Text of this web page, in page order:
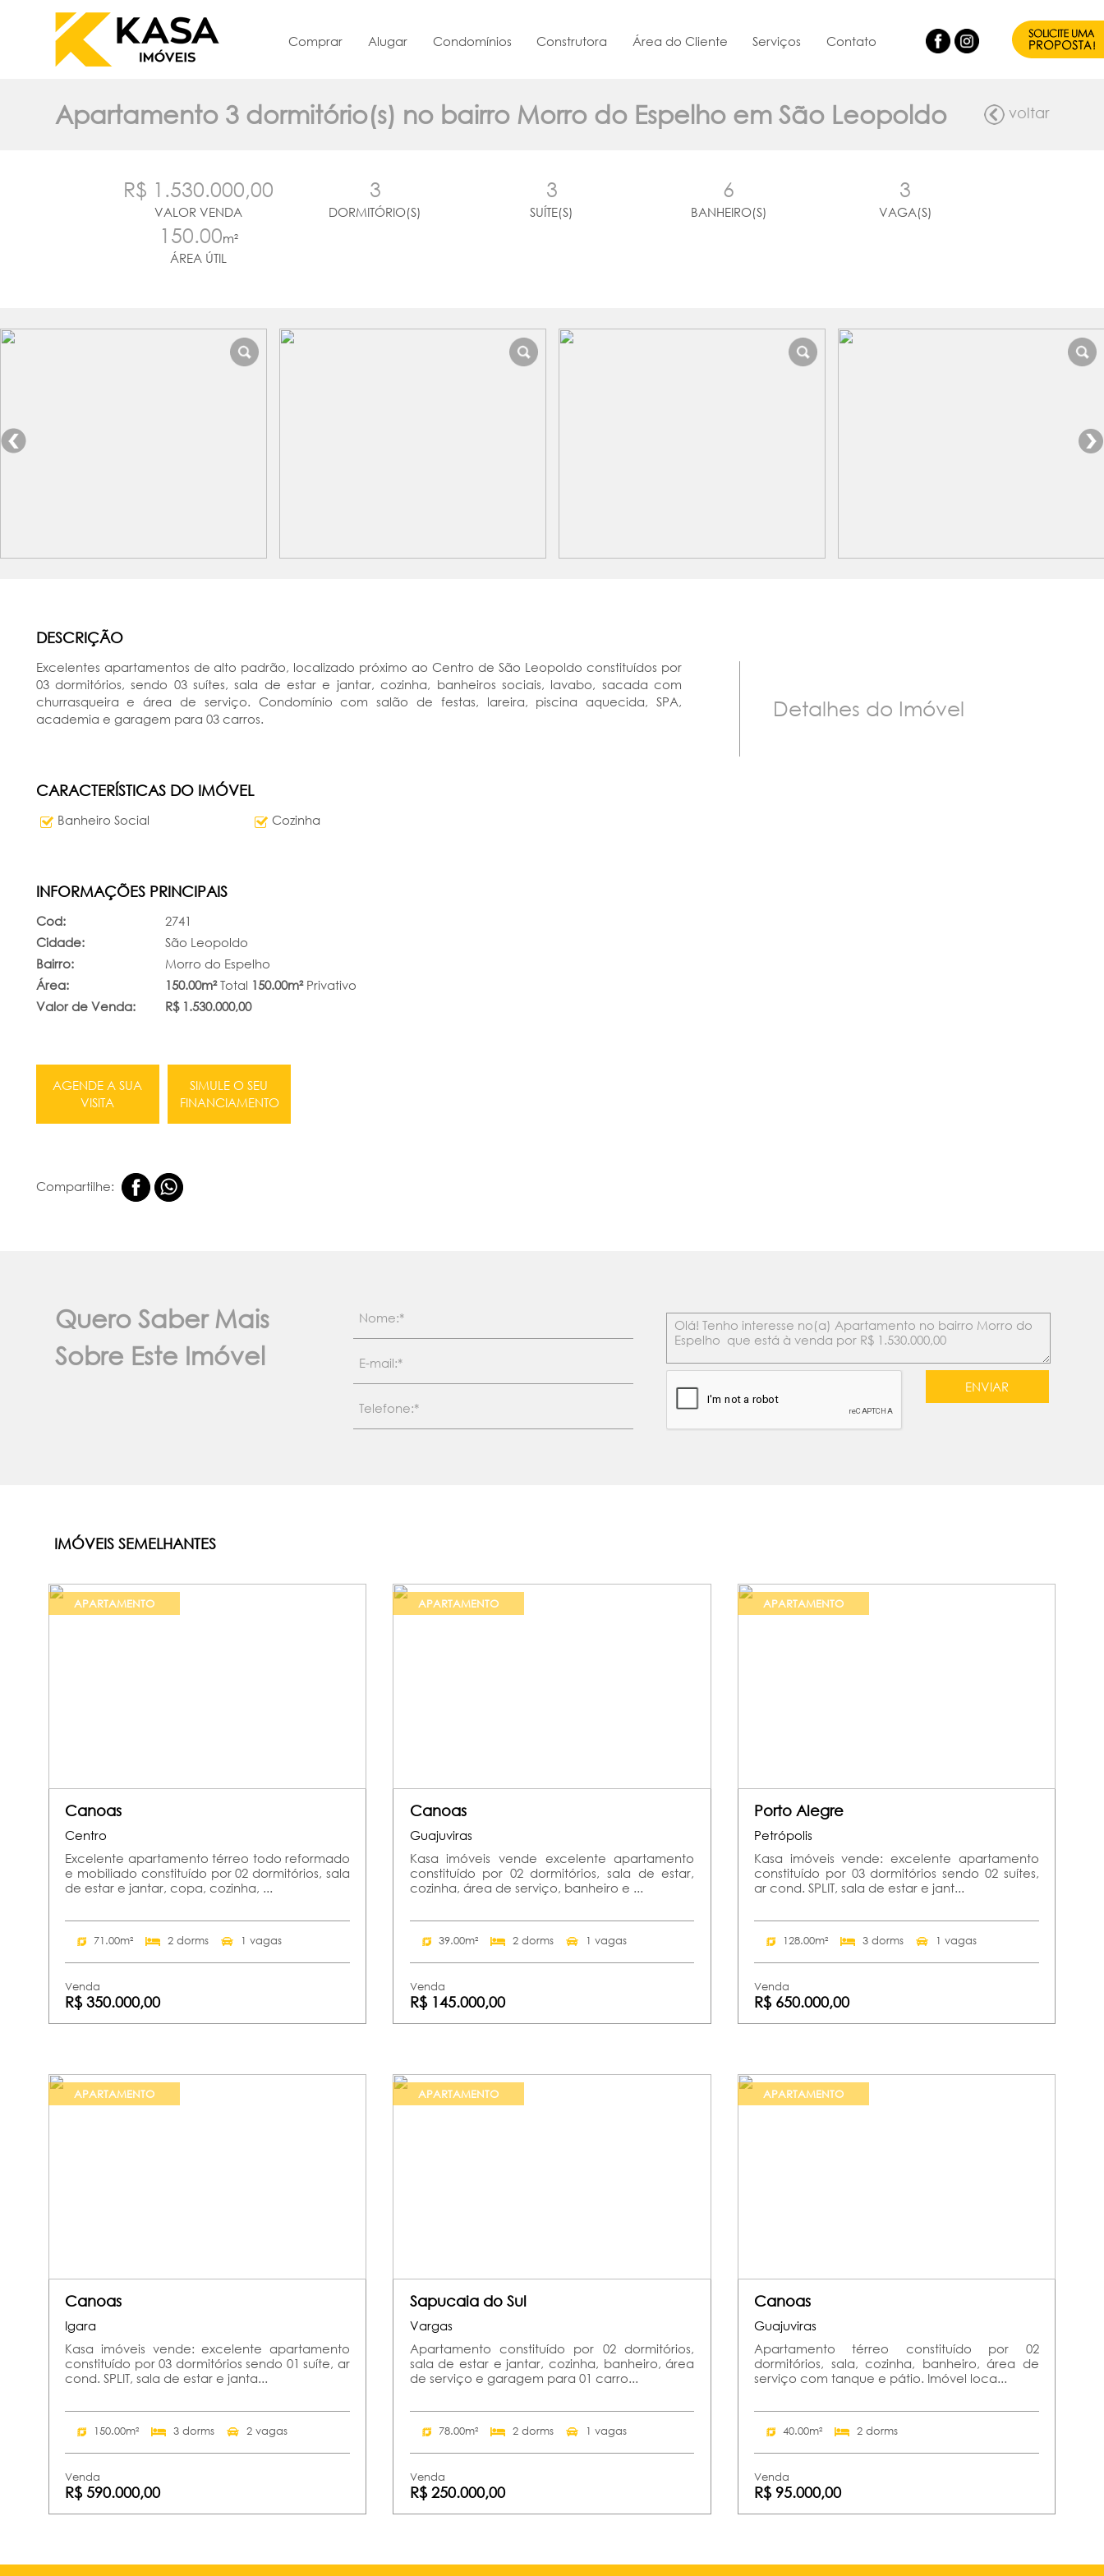
Comprar Alugar Condomínios Construtora Área do Cliente Serviços Contato
Apartamento 3 dormitório(s) no bairro Morro do Espelho em São Leopoldo voltar
R$ 1.530.000,00
VALOR VENDA
3
DORMITÓRIO(S)
3
SUÍTE(S)
6
BANHEIRO(S)
3
VAGA(S)
150.00m²
ÁREA ÚTIL
DESCRIÇÃO
Excelentes apartamentos de alto padrão, localizado próximo ao Centro de São Leopoldo constituídos por
03 dormitórios, sendo 03 suítes, sala de estar e jantar, cozinha, banheiros sociais, lavabo, sacada com
churrasqueira e área de serviço. Condomínio com salão de festas, lareira, piscina aquecida, SPA,
academia e garagem para 03 carros.
CARACTERÍSTICAS DO IMÓVEL
Banheiro Social Cozinha
INFORMAÇÕES PRINCIPAIS
Cod:
2741
Cidade:
São Leopoldo
Bairro:
Morro do Espelho
Área:
150.00m²Total 150.00m²Privativo
Valor de Venda:
R$ 1.530.000,00
AGENDE A SUA
VISITA
SIMULE O SEU
FINANCIAMENTO
Compartilhe:
Detalhes do Imóvel
Quero Saber Mais
Sobre Este Imóvel
IMÓVEIS SEMELHANTES
APARTAMENTO
Canoas
Centro
Excelente apartamento térreo todo reformado
e mobiliado constituído por 02 dormitórios, sala
de estar e jantar, copa, cozinha, ...
71.00m² 2 dorms 1 vagas
Venda
R$ 350.000,00
APARTAMENTO
Canoas
Guajuviras
Kasa imóveis vende excelente apartamento
constituído por 02 dormitórios, sala de estar,
cozinha, área de serviço, banheiro e ...
39.00m² 2 dorms 1 vagas
Venda
R$ 145.000,00
APARTAMENTO
Porto Alegre
Petrópolis
Kasa imóveis vende: excelente apartamento
constituído por 03 dormitórios sendo 02 suítes,
ar cond. SPLIT, sala de estar e jant...
128.00m² 3 dorms 1 vagas
Venda
R$ 650.000,00
APARTAMENTO
Canoas
Igara
Kasa imóveis vende: excelente apartamento
constituído por 03 dormitórios sendo 01 suíte, ar
cond. SPLIT, sala de estar e janta...
150.00m² 3 dorms 2 vagas
Venda
R$ 590.000,00
APARTAMENTO
Sapucaia do Sul
Vargas
Apartamento constituído por 02 dormitórios,
sala de estar e jantar, cozinha, banheiro, área
de serviço e garagem para 01 carro...
78.00m² 2 dorms 1 vagas
Venda
R$ 250.000,00
APARTAMENTO
Canoas
Guajuviras
Apartamento térreo constituído por 02
dormitórios, sala, cozinha, banheiro, área de
serviço com tanque e pátio. Imóvel loca...
40.00m² 2 dorms
Venda
R$ 95.000,00